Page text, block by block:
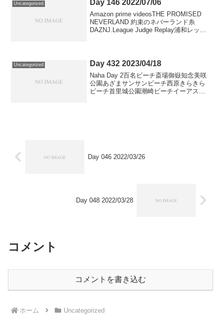
Uncategorized Day 146 2022/07/06
Amazon prime videosTHE PROMISED
NEVERLAND 約束のネバーランド糸
DAZNJ.League Judge Replay浦和レッズ
Uncategorized Day 432 2023/04/18
Naha Day 2百名ビーチ斎場御嶽知念美咲
公園あざまサンサンビーチ西原きらきら
ビーチ首里城公園潮崎ビーチイーアス沖
Day 046 2022/03/26
Day 048 2022/03/28
コメント
コメントを書き込む
ホーム Uncategorized